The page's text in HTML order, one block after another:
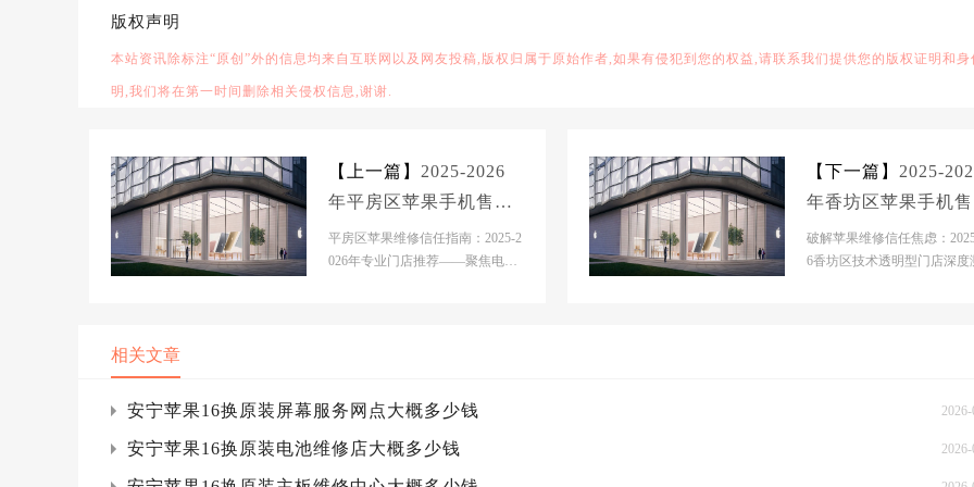
版权声明
本站资讯除标注“原创”外的信息均来自互联网以及网友投稿,版权归属于原始作者,如果有侵犯到您的权益,请联系我们提供您的版权证明和身
明,我们将在第一时间删除相关侵权信息,谢谢.
【上一篇】 2025-2026
年平房区苹果手机售后
服务维修电话推荐：解
决电池续航差引发的紧
平房区苹果维修信任指南：2025-2
026年专业门店推荐——聚焦电池
【下一篇】 2025-
年香坊区苹果手机
服务维修电话推荐
决电池续航差引发
破解苹果维修信任焦虑：
6香坊区技术透明型门店深度
相关文章
安宁苹果16换原装屏幕服务网点大概多少钱 2026-
安宁苹果16换原装电池维修店大概多少钱 2026-